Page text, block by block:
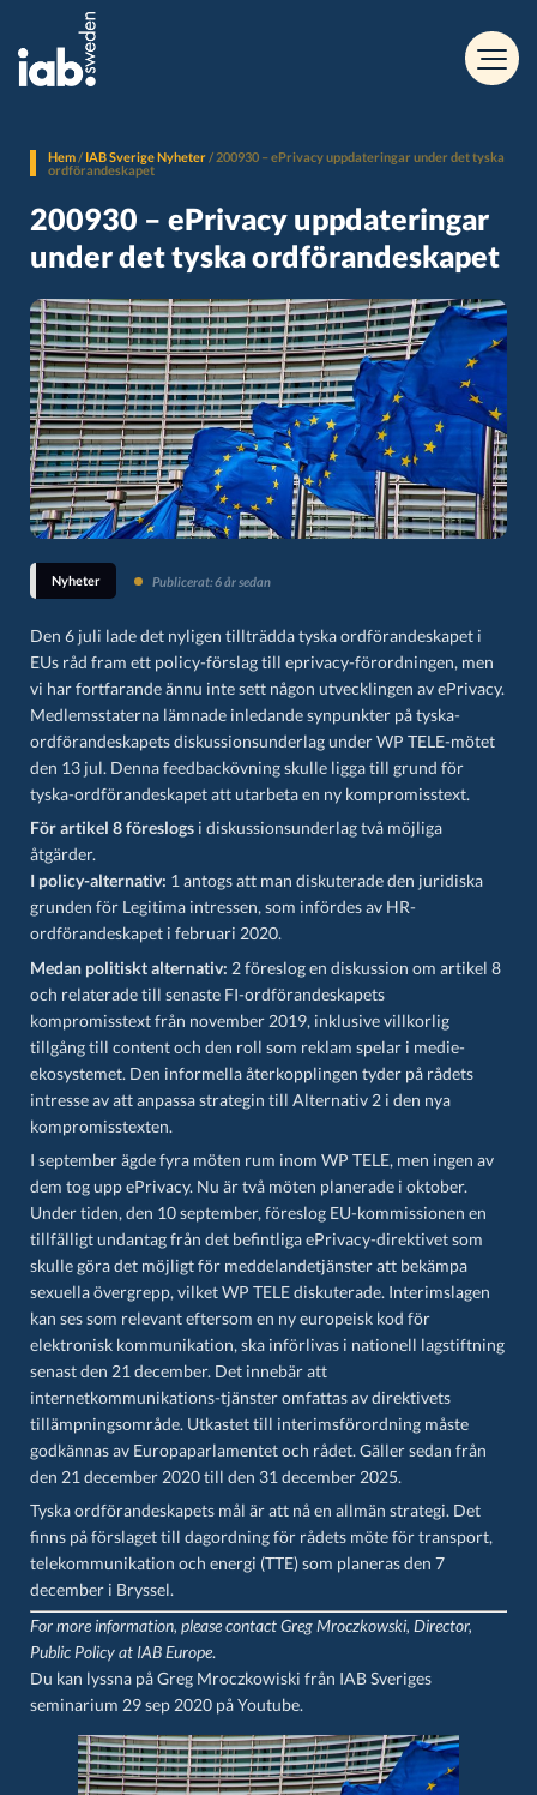
Hem/ IAB Sverige Nyheter/ 200930 – ePrivacy uppdateringar under det tyska
ordförandeskapet
200930 – ePrivacy uppdateringar
under det tyska ordförandeskapet
Nyheter Publicerat: 6 år sedan
Den 6 juli lade det nyligen tillträdda tyska ordförandeskapet i
EUs råd fram ett policy-förslagtill eprivacy-förordningen, men
vi har fortfarande ännu inte sett någon utvecklingen av ePrivacy.
Medlemsstaterna lämnade inledande synpunkter på tyska-
ordförandeskapets diskussionsunderlag under WP TELE-mötet
den 13 jul. Denna feedbackövning skulle ligga till grund för
tyska-ordförandeskapet att utarbeta en ny kompromisstext.
För artikel 8 föreslogs i diskussionsunderlag två möjliga
åtgärder.
I policy-alternativ: 1 antogs att man diskuterade den juridiska
grunden för Legitima intressen, som infördes av HR-
ordförandeskapet i februari 2020.
Medan politiskt alternativ: 2 föreslog en diskussion om artikel 8
och relaterade till senaste FI-ordförandeskapets
kompromisstext från november 2019, inklusive villkorlig
tillgång till content och den roll som reklam spelar i medie-
ekosystemet. Den informella återkopplingen tyder på rådets
intresse av att anpassa strategin till Alternativ 2 i den nya
kompromisstexten.
I september ägde fyra möten rum inom WP TELE, men ingen av
dem tog upp ePrivacy. Nu är två möten planerade i oktober.
Under tiden, den 10 september, föreslog EU-kommissionen en
tillfälligt undantag från det befintliga ePrivacy-direktivet som
skulle göra det möjligt för meddelandetjänster att bekämpa
sexuella övergrepp, vilket WP TELE diskuterade. Interimslagen
kan ses som relevant eftersom en ny europeisk kod för
elektronisk kommunikation, ska införlivas i nationell lagstiftning
senast den 21 december. Det innebär att
internetkommunikations-tjänster omfattas av direktivets
tillämpningsområde. Utkastet till interimsförordning måste
godkännas av Europaparlamentet och rådet. Gäller sedan från
den 21 december 2020 till den 31 december 2025.
Tyska ordförandeskapets mål är att nå en allmän strategi. Det
finns på förslaget till dagordningför rådets möte för transport,
telekommunikation och energi (TTE) som planeras den 7
december i Bryssel.
For more information, please contactGreg Mroczkowski, Director,
Public Policy at IAB Europe.
Du kan lyssna på Greg Mroczkowiski från IAB Sveriges
seminarium 29 sep 2020 påYoutube.